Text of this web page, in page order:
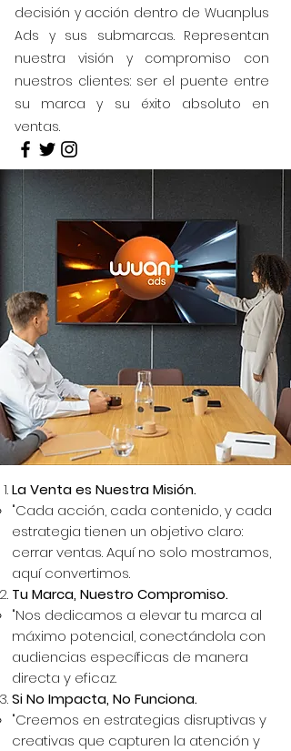
decisión y acción dentro de Wuanplus
Ads y sus submarcas. Representan
nuestra visión y compromiso con
nuestros clientes: ser el puente entre
su marca y su éxito absoluto en
ventas.
La Venta es Nuestra Misión.
"Cada acción, cada contenido, y cada
estrategia tienen un objetivo claro:
cerrar ventas. Aquí no solo mostramos,
aquí convertimos.
Tu Marca, Nuestro Compromiso.
"Nos dedicamos a elevar tu marca al
máximo potencial, conectándola con
audiencias específicas de manera
directa y eficaz.
Si No Impacta, No Funciona.
"Creemos en estrategias disruptivas y
creativas que capturen la atención y